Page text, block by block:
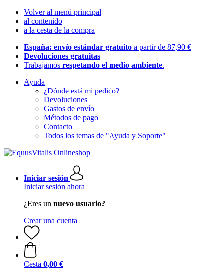
Volver al menú principal
al contenido
a la cesta de la compra
España: envío estándar gratuito a partir de 87,90 €
Devoluciones gratuitas
Trabajamos respetando el medio ambiente.
Ayuda
¿Dónde está mi pedido?
Devoluciones
Gastos de envío
Métodos de pago
Contacto
Todos los temas de "Ayuda y Soporte"
Iniciar sesión
Iniciar sesión ahora
¿Eres un nuevo usuario?
Crear una cuenta
Cesta 0,00 €